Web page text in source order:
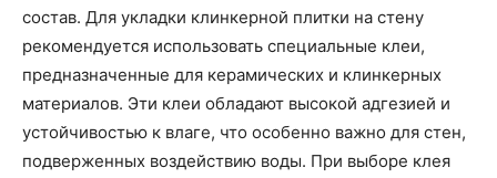
состав. Для укладки клинкерной плитки на стену
рекомендуется использовать специальные клеи,
предназначенные для керамических и клинкерных
материалов. Эти клеи обладают высокой адгезией и
устойчивостью к влаге, что особенно важно для стен,
подверженных воздействию воды. При выборе клея